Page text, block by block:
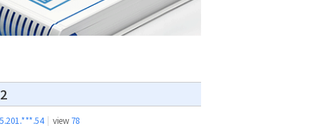
| view 78